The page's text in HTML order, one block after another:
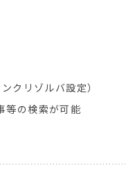
ンクリゾルバ設定）
等の検索が可能